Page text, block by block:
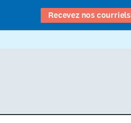
Recevez nos courriels